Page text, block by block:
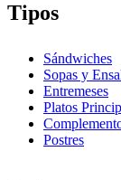
Tipos
Sándwiches
Sopas y
Entremeses
Platos
Postres